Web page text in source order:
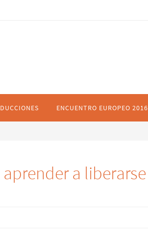
ENCUENTRO EUROPEO 2016
a liberarse